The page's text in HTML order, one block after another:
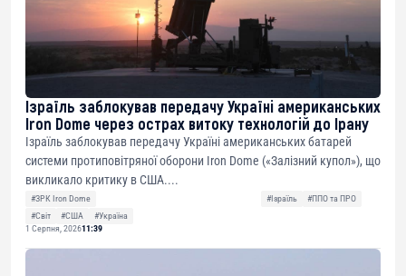
Ізраїль заблокував передачу Україні американських
Iron Dome через острах витоку технологій до Ірану
Ізраїль заблокував передачу Україні американських батарей
системи протиповітряної оборони Iron Dome («Залізний купол»), що
викликало критику в США....
#ЗРК Iron Dome #Ізраїль
#ППО та ПРО
#Світ
#США
#Україна
1 Серпня, 202611:39